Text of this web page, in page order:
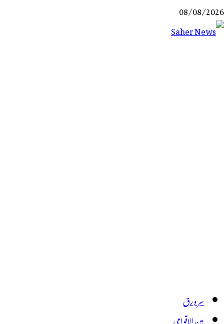
Skip
to
08/08/2026
سر ورق
بین الاقوامی